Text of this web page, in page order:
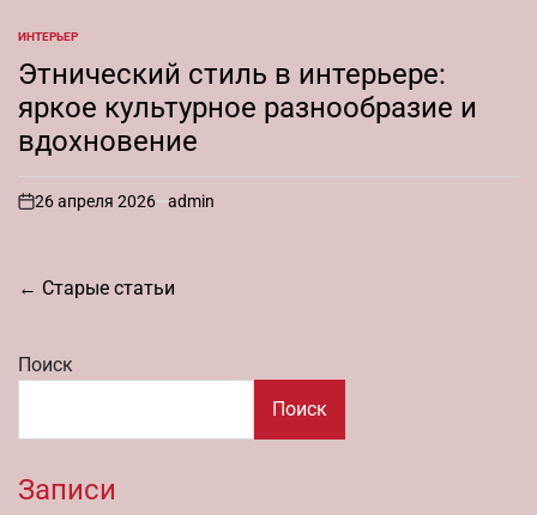
ОПУБЛИКОВАНО
В
ИНТЕРЬЕР
Этнический стиль в интерьере:
яркое культурное разнообразие и
вдохновение
on
26 апреля 2026 admin
Навигация
записям
← Старые статьи
Поиск
Поиск
Записи